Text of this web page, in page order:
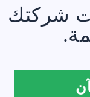
شركتك